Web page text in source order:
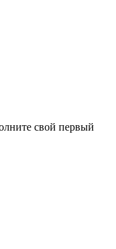
свой первый